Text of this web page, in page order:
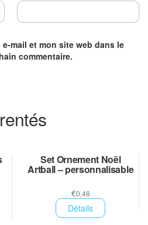
mail et mon site web dans le
commentaire.
Set Ornement Noël
Artball – personnalisable
€0,48
Détails